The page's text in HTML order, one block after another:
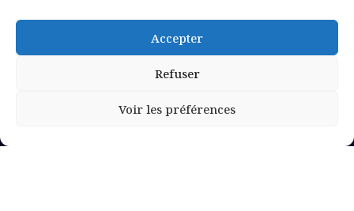
Accepter
Refuser
Voir les préférences